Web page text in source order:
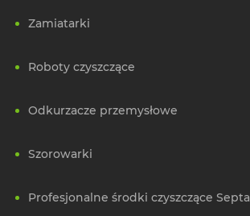
Zamiatarki
Roboty czyszczące
Odkurzacze przemysłowe
Szorowarki
Profesjonalne środki czyszczące Septa